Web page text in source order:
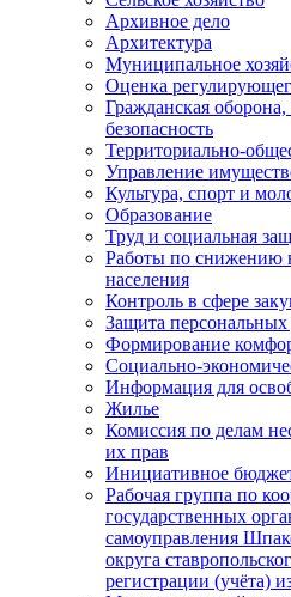
Архивное дело
Архитектура
Муниципальное
Оценка
Гражданская
безопасность
Территориально-
Управление
Культура, спорт и
Образование
Труд и социальная
Работы по снижению
населения
Контроль в сфере
Защита
Формирование
Социально-
Информация для
Жилье
Комиссия по делам
их прав
Инициативное
Рабочая группа по
государственных
самоуправления
округа
регистрации (учёта)